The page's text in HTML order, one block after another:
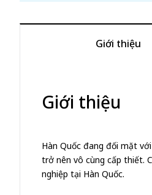
Giới thiệu
Giới thiệu
Hàn Quốc đang đối mặt
trở nên vô cùng cấp thiết.
nghiệp tại Hàn Quốc.